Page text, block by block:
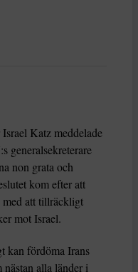
Katz meddelade
generalsekreterare
non grata och
kom efter att
med att tillräckligt
mot Israel.
kan fördöma Irans
alla länder i